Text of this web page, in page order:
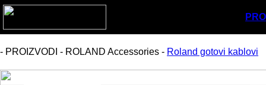
- PROIZVODI - ROLAND Accessories - Roland gotovi kablovi